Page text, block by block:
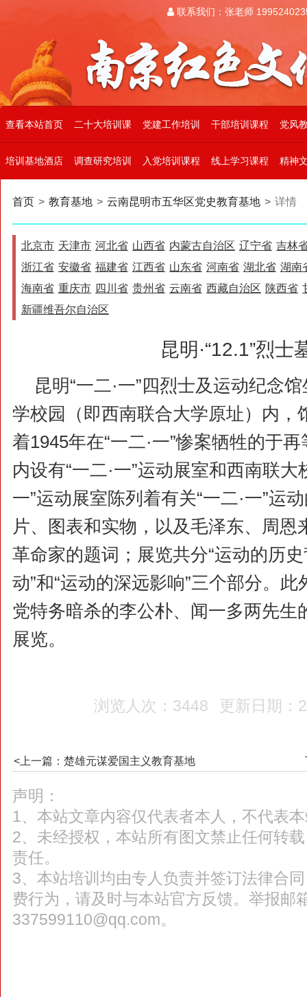
联系我们：张老师
查看本站首页 二十大培训课 党建工作培训 干部培训课程 党风
培训基地酒店 调查研究培训 入党培训课程 线上学习课程 精神
首页 > 教育基地 > 云南昆明市五华区党史教育基地 > 详情
北京市 天津市 河北省 山西省 内蒙古自治区 辽宁省 吉林
浙江省 安徽省 福建省 江西省 山东省 河南省 湖北省 湖南
海南省 重庆市 四川省 贵州省 云南省 西藏自治区 陕西省
新疆维吾尔自治区
昆明·“12.1”烈士
昆明“一二·一”四烈士及运动纪念
学校园（即西南联合大学原址）内，
着1945年在“一二·一”惨案牺牲的于
内设有“一二·一”运动展室和西南联大
一”运动展室陈列着有关“一二·一”运
片、图表和实物，以及毛泽东、周恩
革命家的题词；展览共分“运动的历史
动”和“运动的深远影响”三个部分。
党特务暗杀的李公朴、闻一多两先生
展览。
浏览人次：3448 更新日期：
<上一篇：楚雄元谋爱国主义教育基地
声明：
1、本站文章内容仅代表者本人，不代表
2、未经授权，本站所有图文禁止任何转
责任。
3、本站培训均由专人负责并签订法律合
费行为，请及时与本站官方反馈。举报邮
337599110@qq.com。